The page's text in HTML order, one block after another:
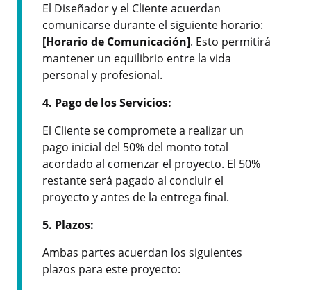
El Diseñador y el Cliente acuerdan
comunicarse durante el siguiente horario:
[Horario de Comunicación]. Esto permitirá
mantener un equilibrio entre la vida
personal y profesional.
4. Pago de los Servicios:
El Cliente se compromete a realizar un
pago inicial del 50% del monto total
acordado al comenzar el proyecto. El 50%
restante será pagado al concluir el
proyecto y antes de la entrega final.
5. Plazos:
Ambas partes acuerdan los siguientes
plazos para este proyecto: